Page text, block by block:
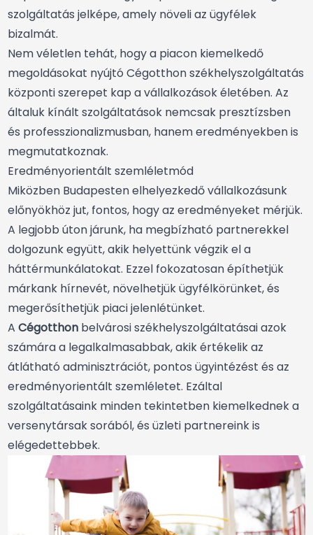
szolgáltatás jelképe, amely növeli az ügyfélek
bizalmát.
Nem véletlen tehát, hogy a piacon kiemelkedő
megoldásokat nyújtó Cégotthon székhelyszolgáltatás
központi szerepet kap a vállalkozások életében. Az
általuk kínált szolgáltatások nemcsak presztízsben
és professzionalizmusban, hanem eredményekben is
megmutatkoznak.
Eredményorientált szemléletmód
Miközben Budapesten elhelyezkedő vállalkozásunk
előnyökhöz jut, fontos, hogy az eredményeket mérjük.
A legjobb úton járunk, ha megbízható partnerekkel
dolgozunk együtt, akik helyettünk végzik el a
háttérmunkálatokat. Ezzel fokozatosan építhetjük
márkank hírnevét, növelhetjük ügyfélkörünket, és
megerősíthetjük piaci jelenlétünket.
A Cégotthon belvárosi székhelyszolgáltatásai azok
számára a legalkalmasabbak, akik értékelik az
átlátható adminisztrációt, pontos ügyintézést és az
eredményorientált szemléletet. Ezáltal
szolgáltatásaink minden tekintetben kiemelkednek a
versenytársak sorából, és üzleti partnereink is
elégedettebbek.